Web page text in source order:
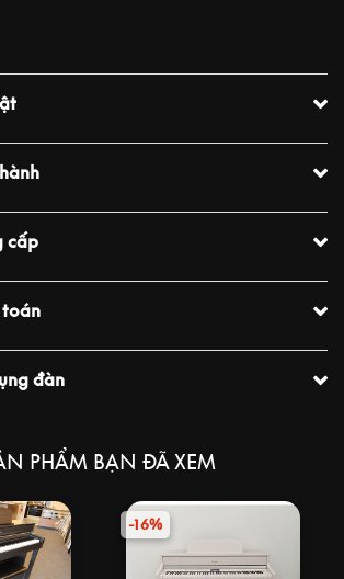
cấp
toán
đàn
PHẨM BẠN ĐÃ XEM
-16%